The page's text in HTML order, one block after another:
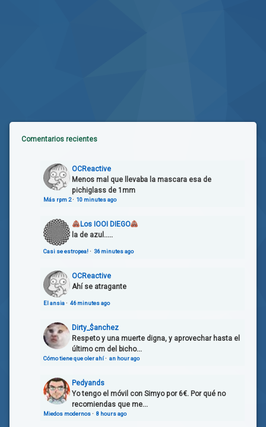
Comentarios recientes
OCReactive
Menos mal que llevaba la mascara esa de
pichiglass de 1mm
Más rpm 2· 10 minutes ago
Los IOOI DIEGO
la de azul.....
Casi se estropea!· 36 minutes ago
OCReactive
Ahí se atragante
El ansia· 46 minutes ago
Dirty_$anchez
Respeto y una muerte digna, y aprovechar hasta el
último cm del bicho...
Cómo tiene que oler ahí· an hour ago
Pedyands
Yo tengo el móvil con Simyo por 6€. Por qué no
recomiendas que me...
Miedos modernos· 8 hours ago